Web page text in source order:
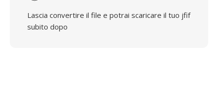
Lascia convertire il file e potrai scaricare il tuo jfif
subito dopo